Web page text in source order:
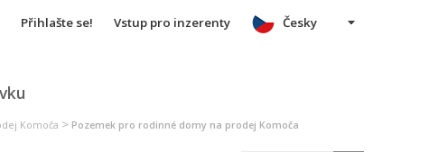
Přihlašte se! Vstup pro inzerenty Česky
Komoča > Pozemek pro rodinné domy na prodej Komoča